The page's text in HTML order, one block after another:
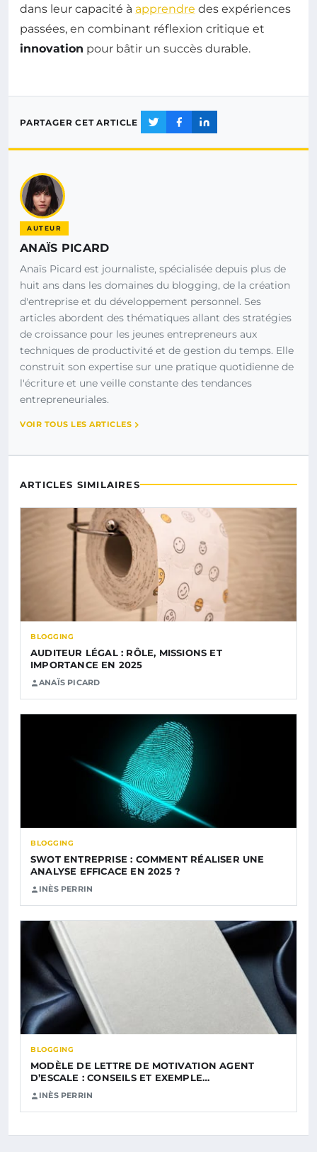
dans leur capacité à apprendre des expériences
passées, en combinant réflexion critique et
innovation pour bâtir un succès durable.
PARTAGER CET ARTICLE
AUTEUR
ANAÏS PICARD
Anaïs Picard est journaliste, spécialisée depuis plus de
huit ans dans les domaines du blogging, de la création
d'entreprise et du développement personnel. Ses
articles abordent des thématiques allant des stratégies
de croissance pour les jeunes entrepreneurs aux
techniques de productivité et de gestion du temps. Elle
construit son expertise sur une pratique quotidienne de
l'écriture et une veille constante des tendances
entrepreneuriales.
VOIR TOUS LES ARTICLES
ARTICLES SIMILAIRES
BLOGGING
AUDITEUR LÉGAL : RÔLE, MISSIONS ET
IMPORTANCE EN 2025
ANAÏS PICARD
BLOGGING
SWOT ENTREPRISE : COMMENT RÉALISER UNE
ANALYSE EFFICACE EN 2025 ?
INÈS PERRIN
BLOGGING
MODÈLE DE LETTRE DE MOTIVATION AGENT
D’ESCALE : CONSEILS ET EXEMPLE…
INÈS PERRIN